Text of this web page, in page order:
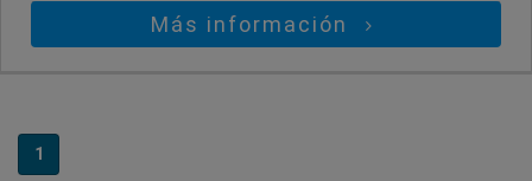
Más información
1